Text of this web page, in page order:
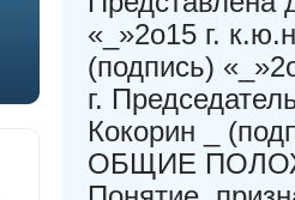
«_»2о15 г.
(подпись)
г.
Кокорин _
ОБЩИЕ